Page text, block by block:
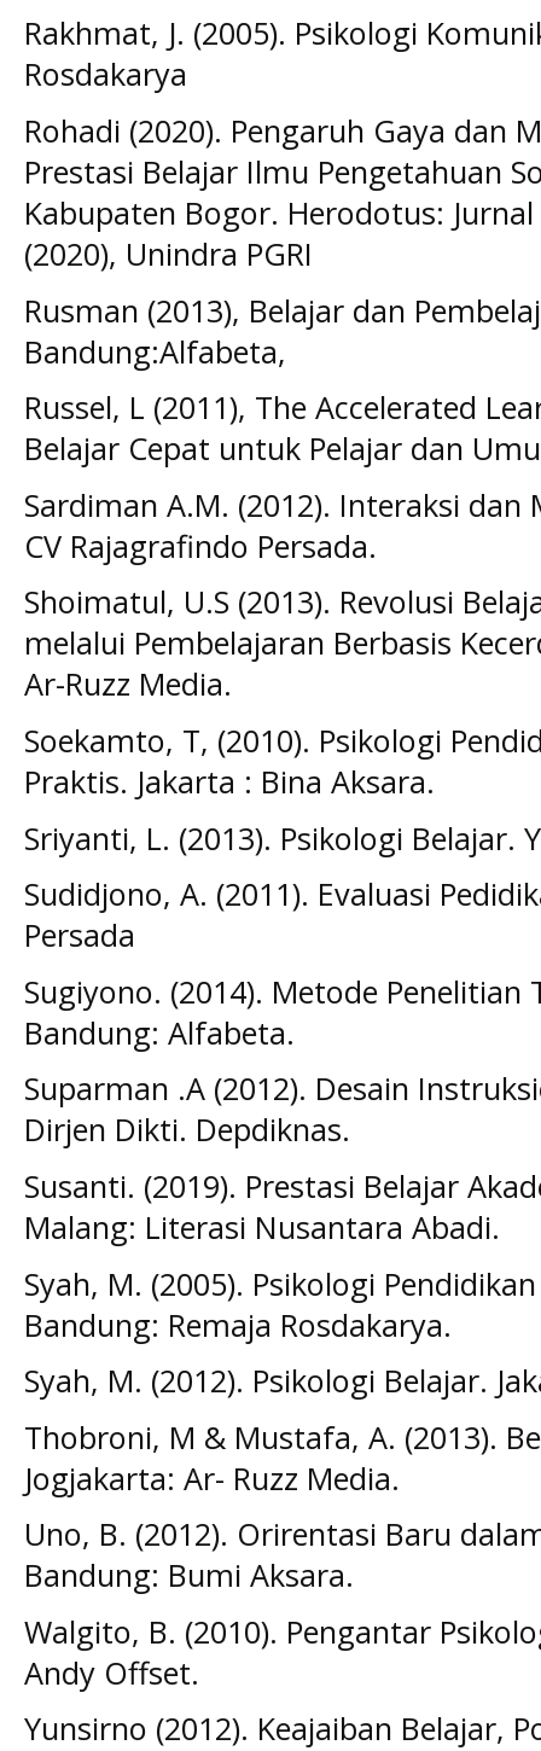
Rakhmat, J. (2005). Psikologi
Rosdakarya
Rohadi (2020). Pengaruh Gaya dan
Prestasi Belajar Ilmu Pengetahuan
Kabupaten Bogor. Herodotus:
(2020), Unindra PGRI
Rusman (2013), Belajar dan
Bandung:Alfabeta,
Russel, L (2011), The Accelerated
Belajar Cepat untuk Pelajar dan
Sardiman A.M. (2012). Interaksi
CV Rajagrafindo Persada.
Shoimatul, U.S (2013). Revolusi
melalui Pembelajaran Berbasis
Ar-Ruzz Media.
Soekamto, T, (2010). Psikologi
Praktis. Jakarta : Bina Aksara.
Sriyanti, L. (2013). Psikologi Belajar.
Sudidjono, A. (2011). Evaluasi
Persada
Sugiyono. (2014). Metode Penelitian
Bandung: Alfabeta.
Suparman .A (2012). Desain
Dirjen Dikti. Depdiknas.
Susanti. (2019). Prestasi Belajar
Malang: Literasi Nusantara Abadi.
Syah, M. (2005). Psikologi
Bandung: Remaja Rosdakarya.
Syah, M. (2012). Psikologi Belajar.
Thobroni, M & Mustafa, A. (2013).
Jogjakarta: Ar- Ruzz Media.
Uno, B. (2012). Orirentasi Baru
Bandung: Bumi Aksara.
Walgito, B. (2010). Pengantar
Andy Offset.
Yunsirno (2012). Keajaiban Belajar,